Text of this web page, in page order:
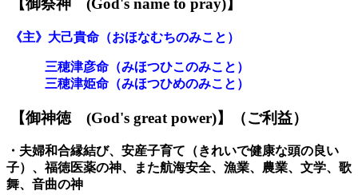
【御祭神 (God's name to pray)】
《主》 大己貴命（おほなむちのみこと ）
三穂津彦命 （みほつひこのみこと）
三穂津姫命 （みほつひめのみこと）
【御神徳 (God's great power)】 （ご利益）
・ 夫婦和合縁結び、安産子育て（きれいで健康な頭の良い
子）、福徳医薬の神、また航海安全、漁業、農業、文学、歌
舞、音曲の神